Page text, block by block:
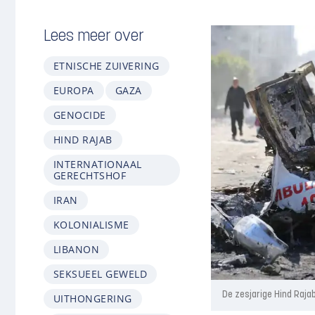
Lees meer over
ETNISCHE ZUIVERING
EUROPA
GAZA
GENOCIDE
HIND RAJAB
INTERNATIONAAL
GERECHTSHOF
IRAN
KOLONIALISME
LIBANON
SEKSUEEL GEWELD
UITHONGERING
De zesjarige Hind